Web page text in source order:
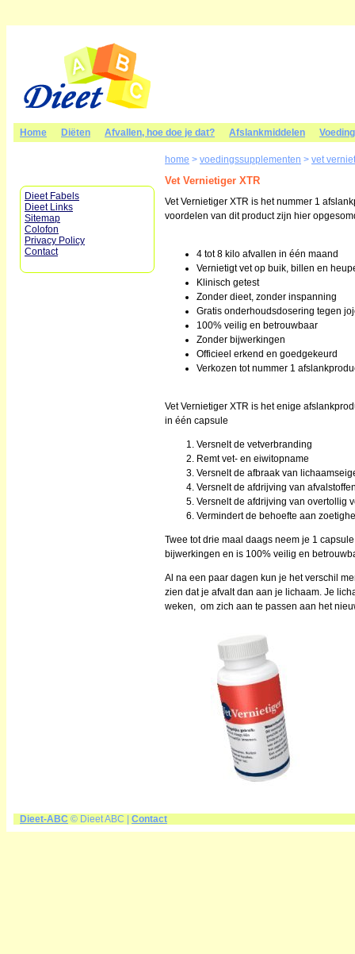
Home Diëten Afvallen, hoe doe je dat? Afslankmiddelen
Dieet Fabels
Dieet Links
Sitemap
Colofon
Privacy Policy
Contact
home > voedingssupplementen > vet
Vet Vernietiger XTR
Vet Vernietiger XTR is het nummer 1
voordelen van dit product zijn hier
4 tot 8 kilo afvallen in één maand
Vernietigt vet op buik, billen en
Klinisch getest
Zonder dieet, zonder inspanning
Gratis onderhoudsdosering tegen
100% veilig en betrouwbaar
Zonder bijwerkingen
Officieel erkend en goedgekeurd
Verkozen tot nummer 1
Vet Vernietiger XTR is het enige
in één capsule
Versnelt de vetverbranding
Remt vet- en eiwitopname
Versnelt de afbraak van
Versnelt de afdrijving van
Versnelt de afdrijving van overtollig
Vermindert de behoefte aan
Twee tot drie maal daags neem je 1
bijwerkingen en is 100% veilig en
Al na een paar dagen kun je het verschil
zien dat je afvalt dan aan je lichaam. Je
weken, om zich aan te passen aan het
Dieet-ABC © Dieet ABC | Contact